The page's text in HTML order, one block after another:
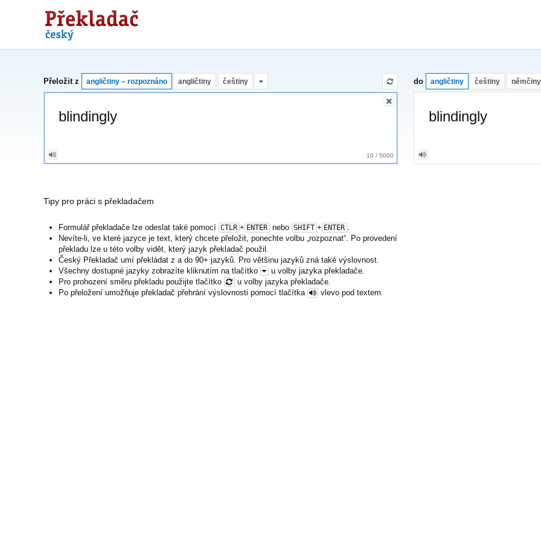
Překladač
Přeložit z angličtiny – rozpoznáno angličtiny češtiny
10 / 5000
do angličtiny češtiny němčiny
blindingly
Tipy pro práci s překladačem
Formulář překladače lze odeslat také pomocí CTLR + ENTER nebo SHIFT + ENTER
Nevíte-li, ve které jazyce je text, který chcete přeložit, ponechte volbu „rozpoznat“. Po provedení
překladu lze u této volby vidět, který jazyk překladač použil.
Český Překladač umí překládat z a do 90+ jazyků. Pro většinu jazyků zná také výslovnost.
Všechny dostupné jazyky zobrazíte kliknutím na tlačítko
u volby jazyka překladače.
Pro prohození směru překladu použijte tlačítko
u volby jazyka překladače.
Po přeložení umožňuje překladač přehrání výslovnosti pomocí tlačítka
vlevo pod textem.